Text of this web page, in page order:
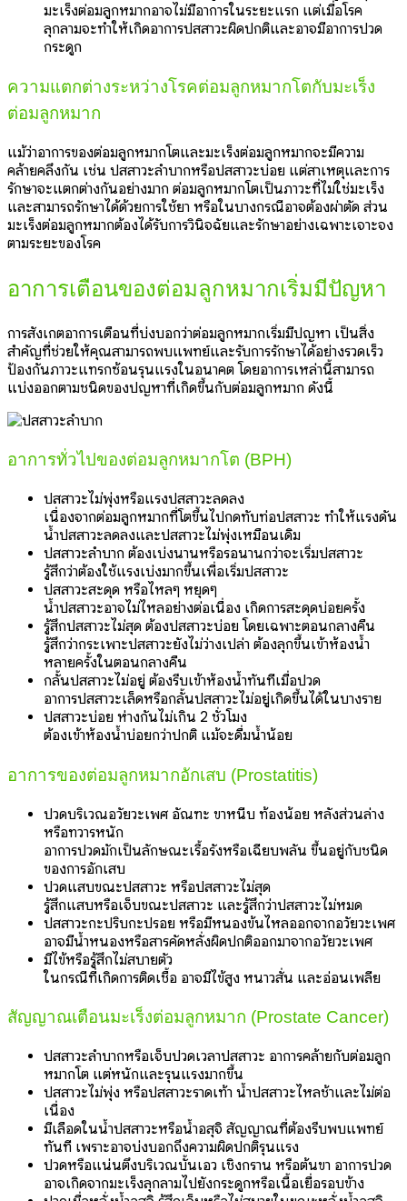
มะเร็งต่อมลูกหมากอาจไม่มีอาการในระยะแรก แต่เมื่อโรค
ลุกลามจะทำให้เกิดอาการปัสสาวะผิดปกติและอาจมีอาการปวด
กระดูก
ความแตกต่างระหว่างโรคต่อมลูกหมากโตกับมะเร็ง
ต่อมลูกหมาก
แม้ว่าอาการของต่อมลูกหมากโตและมะเร็งต่อมลูกหมากจะมีความ
คล้ายคลึงกัน เช่น ปัสสาวะลำบากหรือปัสสาวะบ่อย แต่สาเหตุและการ
รักษาจะแตกต่างกันอย่างมาก ต่อมลูกหมากโตเป็นภาวะที่ไม่ใช่มะเร็ง
และสามารถรักษาได้ด้วยการใช้ยา หรือในบางกรณีอาจต้องผ่าตัด ส่วน
มะเร็งต่อมลูกหมากต้องได้รับการวินิจฉัยและรักษาอย่างเฉพาะเจาะจง
ตามระยะของโรค
อาการเตือนของต่อมลูกหมากเริ่มมีปัญหา
การสังเกตอาการเตือนที่บ่งบอกว่าต่อมลูกหมากเริ่มมีปัญหา เป็นสิ่ง
สำคัญที่ช่วยให้คุณสามารถพบแพทย์และรับการรักษาได้อย่างรวดเร็ว
ป้องกันภาวะแทรกซ้อนรุนแรงในอนาคต โดยอาการเหล่านี้สามารถ
แบ่งออกตามชนิดของปัญหาที่เกิดขึ้นกับต่อมลูกหมาก ดังนี้
อาการทั่วไปของต่อมลูกหมากโต (BPH)
ปัสสาวะไม่พุ่งหรือแรงปัสสาวะลดลง
เนื่องจากต่อมลูกหมากที่โตขึ้นไปกดทับท่อปัสสาวะ ทำให้แรงดัน
น้ำปัสสาวะลดลงและปัสสาวะไม่พุ่งเหมือนเดิม
ปัสสาวะลำบาก ต้องเบ่งนานหรือรอนานกว่าจะเริ่มปัสสาวะ
รู้สึกว่าต้องใช้แรงเบ่งมากขึ้นเพื่อเริ่มปัสสาวะ
ปัสสาวะสะดุด หรือไหลๆ หยุดๆ
น้ำปัสสาวะอาจไม่ไหลอย่างต่อเนื่อง เกิดการสะดุดบ่อยครั้ง
รู้สึกปัสสาวะไม่สุด ต้องปัสสาวะบ่อย โดยเฉพาะตอนกลางคืน
รู้สึกว่ากระเพาะปัสสาวะยังไม่ว่างเปล่า ต้องลุกขึ้นเข้าห้องน้ำ
หลายครั้งในตอนกลางคืน
กลั้นปัสสาวะไม่อยู่ ต้องรีบเข้าห้องน้ำทันทีเมื่อปวด
อาการปัสสาวะเล็ดหรือกลั้นปัสสาวะไม่อยู่เกิดขึ้นได้ในบางราย
ปัสสาวะบ่อย ห่างกันไม่เกิน 2 ชั่วโมง
ต้องเข้าห้องน้ำบ่อยกว่าปกติ แม้จะดื่มน้ำน้อย
อาการของต่อมลูกหมากอักเสบ (Prostatitis)
ปวดบริเวณอวัยวะเพศ อัณฑะ ขาหนีบ ท้องน้อย หลังส่วนล่าง
หรือทวารหนัก
อาการปวดมักเป็นลักษณะเรื้อรังหรือเฉียบพลัน ขึ้นอยู่กับชนิด
ของการอักเสบ
ปวดแสบขณะปัสสาวะ หรือปัสสาวะไม่สุด
รู้สึกแสบหรือเจ็บขณะปัสสาวะ และรู้สึกว่าปัสสาวะไม่หมด
ปัสสาวะกะปริบกะปรอย หรือมีหนองข้นไหลออกจากอวัยวะเพศ
อาจมีน้ำหนองหรือสารคัดหลั่งผิดปกติออกมาจากอวัยวะเพศ
มีไข้หรือรู้สึกไม่สบายตัว
ในกรณีที่เกิดการติดเชื้อ อาจมีไข้สูง หนาวสั่น และอ่อนเพลีย
สัญญาณเตือนมะเร็งต่อมลูกหมาก (Prostate Cancer)
ปัสสาวะลำบากหรือเจ็บปวดเวลาปัสสาวะ อาการคล้ายกับต่อมลูก
หมากโต แต่หนักและรุนแรงมากขึ้น
ปัสสาวะไม่พุ่ง หรือปัสสาวะราดเท้า น้ำปัสสาวะไหลช้าและไม่ต่อ
เนื่อง
มีเลือดในน้ำปัสสาวะหรือน้ำอสุจิ สัญญาณที่ต้องรีบพบแพทย์
ทันที เพราะอาจบ่งบอกถึงความผิดปกติรุนแรง
ปวดหรือแน่นตึงบริเวณบั้นเอว เชิงกราน หรือต้นขา อาการปวด
อาจเกิดจากมะเร็งลุกลามไปยังกระดูกหรือเนื้อเยื่อรอบข้าง